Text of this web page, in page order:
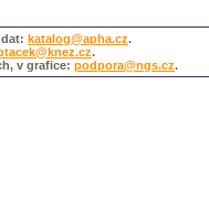
katalog@apha.cz.
.
v grafice: podpora@ngs.cz.